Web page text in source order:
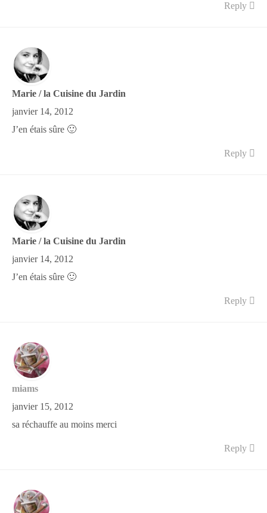
Reply
Marie / la Cuisine du Jardin
janvier 14, 2012
J’en étais sûre 🙂
Reply
Marie / la Cuisine du Jardin
janvier 14, 2012
J’en étais sûre 🙂
Reply
miams
janvier 15, 2012
sa réchauffe au moins merci
Reply